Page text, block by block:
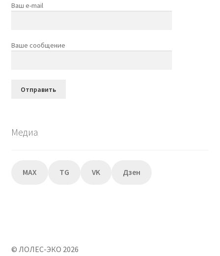
Ваш e-mail
Ваше сообщение
Медиа
MAX TG VK Дзен
© ЛОЛЕС-ЭКО 2026